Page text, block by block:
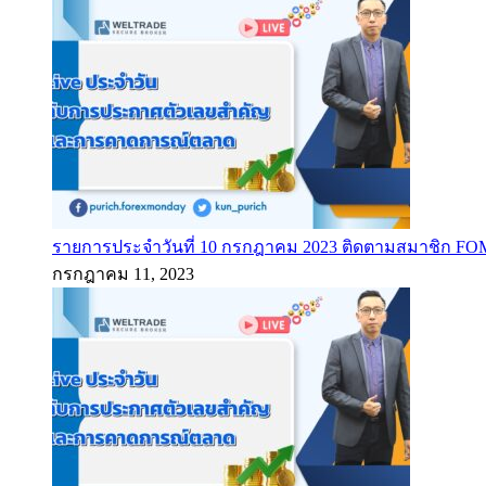
รายการประจำวันที่ 10 กรกฎาคม 2023 ติดตามสมาชิก
กรกฎาคม 11, 2023